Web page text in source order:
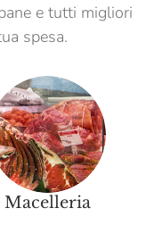
e tutti migliori
spesa.
Macelleria